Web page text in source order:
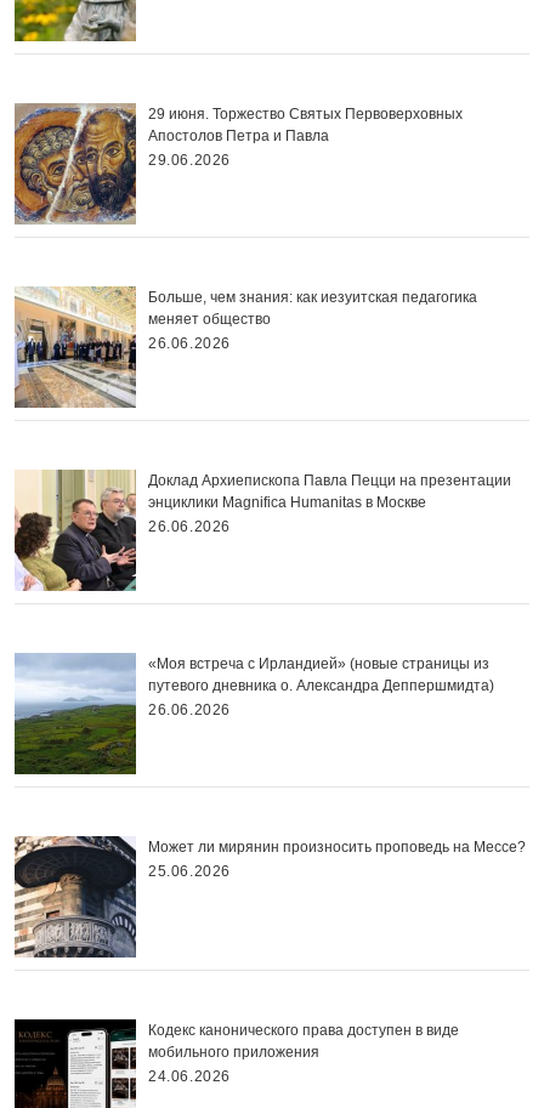
29 июня. Торжество Святых Первоверховных
Апостолов Петра и Павла
29.06.2026
Больше, чем знания: как иезуитская педагогика
меняет общество
26.06.2026
Доклад Архиепископа Павла Пецци на презентации
энциклики Magnifica Нumanitas в Москве
26.06.2026
«Моя встреча с Ирландией» (новые страницы из
путевого дневника о. Александра Деппершмидта)
26.06.2026
Может ли мирянин произносить проповедь на Мессе?
25.06.2026
Кодекс канонического права доступен в виде
мобильного приложения
24.06.2026